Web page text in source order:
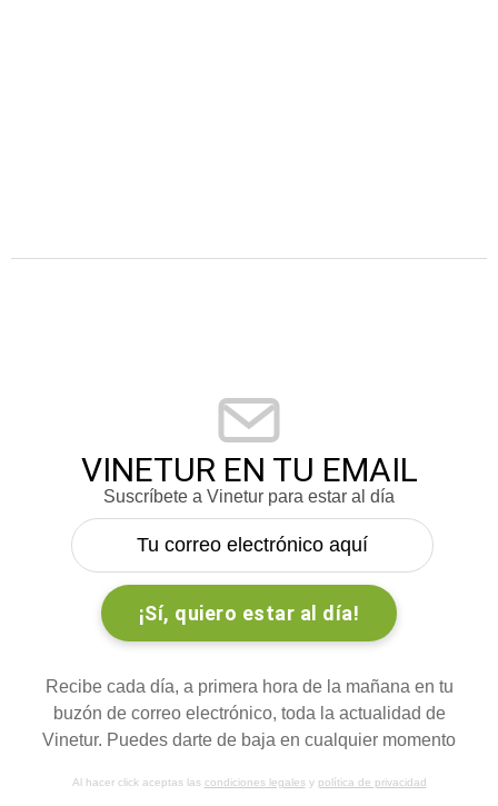
VINETUR EN TU EMAIL
Suscríbete a Vinetur para estar al día
Recibe cada día, a primera hora de la mañana en tu
buzón de correo electrónico, toda la actualidad de
Vinetur. Puedes darte de baja en cualquier momento
Al hacer click aceptas las condiciones legalesy política de privacidad